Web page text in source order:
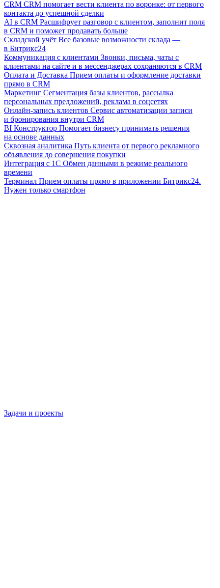
CRM CRM помогает вести клиента по воронке: от первого
контакта до успешной сделки
AI в CRM Расшифрует разговор с клиентом, заполнит поля
в CRM и поможет продавать больше
Складской учёт Все базовые возможности склада —
в Битрикс24
Коммуникация с клиентами Звонки, письма, чаты с
клиентами на сайте и в мессенджерах сохраняются в CRM
Оплата и Доставка Прием оплаты и оформление доставки
прямо в CRM
Маркетинг Сегментация базы клиентов, рассылка
персональных предложений, реклама в соцсетях
Онлайн-запись клиентов Сервис автоматизации записи
и бронирования внутри CRM
BI Конструктор Помогает бизнесу принимать решения
на основе данных
Сквозная аналитика Путь клиента от первого рекламного
объявления до совершения покупки
Интеграция с 1С Обмен данными в режиме реального
времени
Терминал Прием оплаты прямо в приложении Битрикс24.
Нужен только смартфон
Задачи и проекты